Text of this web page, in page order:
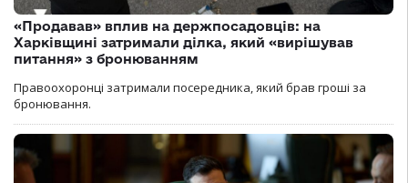
«Продавав» вплив на держпосадовців: на
Харківщині затримали ділка, який «вирішував
питання» з бронюванням
Правоохоронці затримали посередника, який брав гроші за
бронювання.